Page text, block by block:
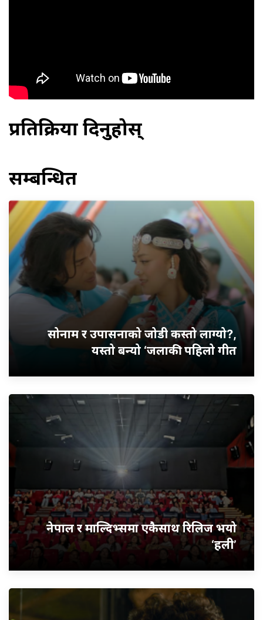
प्रतिक्रिया दिनुहोस्
सम्बन्धित
सोनाम र उपासनाको जोडी कस्तो लाग्यो?,
यस्तो बन्यो ‘जलाकी’ पहिलो गीत
नेपाल र माल्दिभ्समा एकैसाथ रिलिज भयो
‘हली’